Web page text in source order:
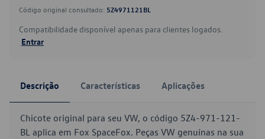
Código original consultado: 5Z4971121BL
Compatibilidade disponível apenas para clientes logados.
Entrar
Descrição Características Aplicações
Chicote original para seu VW, o código 5Z4-971-121-
BL aplica em Fox SpaceFox. Peças VW genuínas na sua